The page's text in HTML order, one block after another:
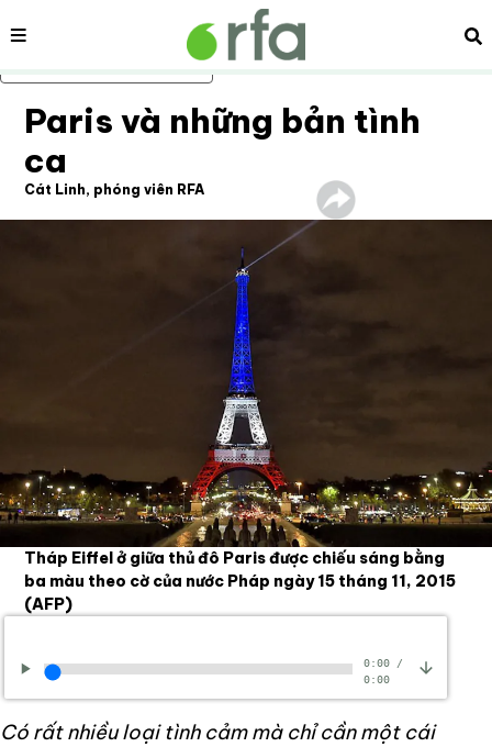
Bỏ qua nội dung chính
Nội dung
Paris và những bản tình
ca
Cát Linh, phóng viên RFA
Tháp Eiffel ở giữa thủ đô Paris được chiếu sáng bằng
ba màu theo cờ của nước Pháp ngày 15 tháng 11, 2015
(AFP)
0:00/
0:00
Có rất nhiều loại tình cảm mà chỉ cần một cái